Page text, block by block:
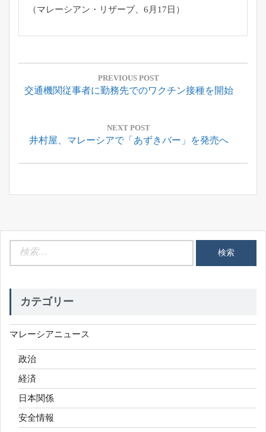
（マレーシアン・リザーブ、6月17日）
投
ナ
ー
シ
ン
PREVIOUS POST
Previous
交通機関従事者に勤務先でのワクチン接種を開始
NEXT POST
Next
井村屋、マレーシアで「あずきバー」を発売へ
カテゴリー
マレーシアニュース
政治
経済
日本関係
安全情報